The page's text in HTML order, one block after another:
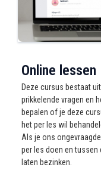
Online lessen
Deze cursus bestaat
prikkelende vragen en
bepalen of je deze
het per les wil
Als je ons
per les doen en
laten bezinken.